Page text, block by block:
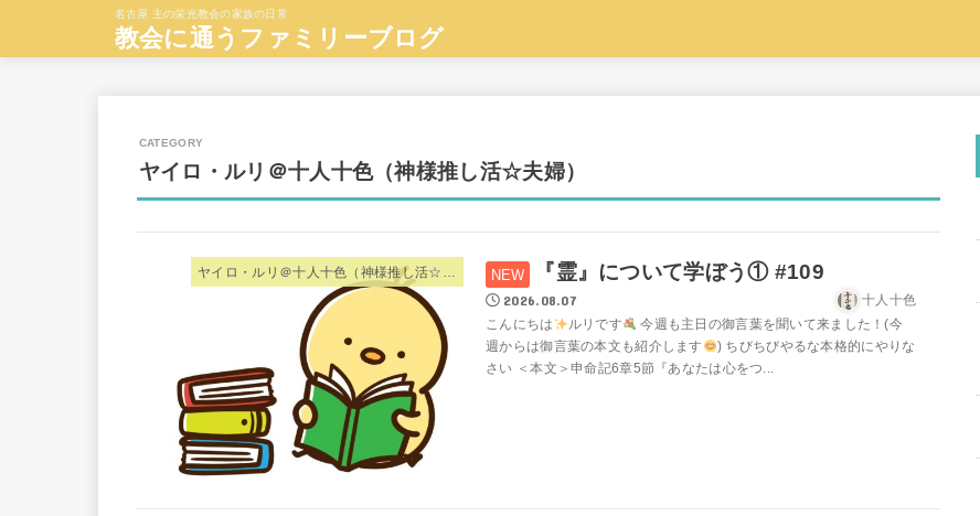
名古屋 主の栄光教会の家族の日常
教会に通うファミリーブログ
ヤイロ・ルリ＠十人十色（神様推し活☆夫婦）
『霊』について学ぼう① #109
2026.08.07 十人十色
こんにちは ルリです
今週も主日の御言葉を聞いて来ました！(今
週からは御言葉の本文も紹介します
) ちびちびやるな本格的にやりな
さい ＜本文＞申命記6章5節『あなたは心をつ...